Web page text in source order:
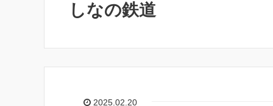
しなの鉄道
2025.02.20